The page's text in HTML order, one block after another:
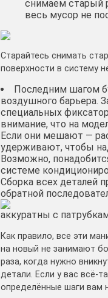
снимаем старый
весь мусор не
Старайтесь снимать
поверхности в систему
Последним шагом
воздушного барьера.
специальных
внимание, что на
Если они мешают —
удерживают, чтобы
Возможно,
системе
Сборка всех деталей
обратной
аккуратны с
Как правило, все эти
на новый не занимают
раза, когда нужно
детали. Если у вас всё-
определённые шаги вам